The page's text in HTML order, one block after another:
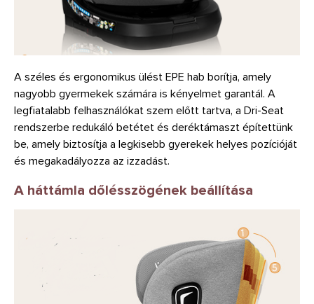
A széles és ergonomikus ülést EPE hab borítja, amely
nagyobb gyermekek számára is kényelmet garantál. A
legfiatalabb felhasználókat szem előtt tartva, a Dri-Seat
rendszerbe redukáló betétet és deréktámaszt építettünk
be, amely biztosítja a legkisebb gyerekek helyes pozícióját
és megakadályozza az izzadást.
A háttámla dőlésszögének beállítása